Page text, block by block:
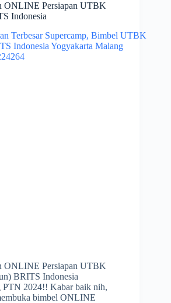
ONLINE Persiapan UTBK
Indonesia
ONLINE Persiapan UTBK
BRITS Indonesia
2024!! Kabar baik nih,
bimbel ONLINE